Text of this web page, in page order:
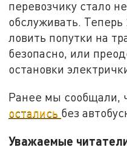
перевозчику стало
обслуживать.
ловить попутки на
безопасно, или
остановки
Ранее мы сообщали,
остались без
Уважаемые